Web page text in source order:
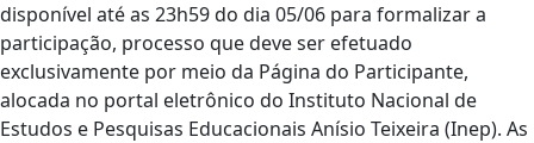
disponível até as 23h59 do dia 05/06 para formalizar a
participação, processo que deve ser efetuado
exclusivamente por meio da Página do Participante,
alocada no portal eletrônico do Instituto Nacional de
Estudos e Pesquisas Educacionais Anísio Teixeira (Inep). As